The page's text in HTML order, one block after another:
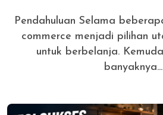
Pendahuluan Selama beberapa tahun terakhir, e-
commerce menjadi pilihan
untuk berbelanja.
banyaknya...